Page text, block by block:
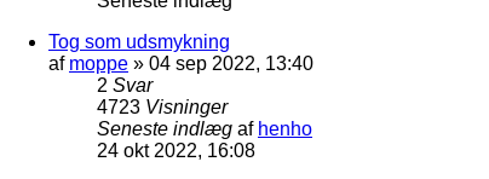
Tog som udsmykning
af moppe » 04 sep 2022, 13:40
2 Svar
4723 Visninger
Seneste indlæg af henho
24 okt 2022, 16:08